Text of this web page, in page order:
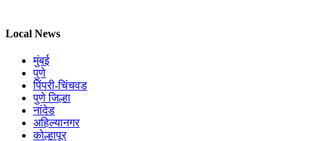
Local News
मुंबई
पुणे
पिंपरी-चिंचवड
पुणे जिल्हा
नांदेड
अहिल्यानगर
कोल्हापूर